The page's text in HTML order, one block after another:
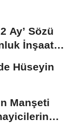
Ay’ Sözü
İnşaat
Hüseyin
Manşeti